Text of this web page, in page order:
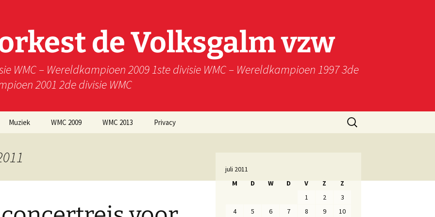
de Volksgalm vzw
WMC – Wereldkampioen 2009 1ste divisie WMC – Wereldkampioen 1997 3de
2001 2de divisie WMC
Muziek WMC 2009 WMC 2013 Privacy
Zoeken
naar:
juli 2011
M
D W D V Z
Z
1
2
3
4
5 6 7 8 9
10